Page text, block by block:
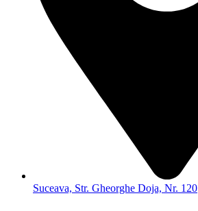
Suceava, Str. Gheorghe Doja, Nr. 120